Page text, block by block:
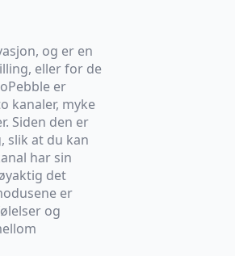
og er en
eller for de
er
kanaler, myke
Siden den er
slik at du kan
har sin
det
er
og